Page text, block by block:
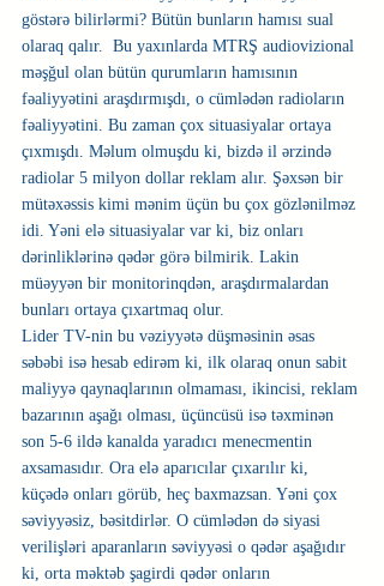
göstərə bilirlərmi? Bütün bunların hamısı sual
olaraq qalır.  Bu yaxınlarda MTRŞ audiovizional
məşğul olan bütün qurumların hamısının
fəaliyyətini araşdırmışdı, o cümlədən radioların
fəaliyyətini. Bu zaman çox situasiyalar ortaya
çıxmışdı. Məlum olmuşdu ki, bizdə il ərzində
radiolar 5 milyon dollar reklam alır. Şəxsən bir
mütəxəssis kimi mənim üçün bu çox gözlənilməz
idi. Yəni elə situasiyalar var ki, biz onları
dərinliklərinə qədər görə bilmirik. Lakin
müəyyən bir monitorinqdən, araşdırmalardan
bunları ortaya çıxartmaq olur.
Lider TV-nin bu vəziyyətə düşməsinin əsas
səbəbi isə hesab edirəm ki, ilk olaraq onun sabit
maliyyə qaynaqlarının olmaması, ikincisi, reklam
bazarının aşağı olması, üçüncüsü isə təxminən
son 5-6 ildə kanalda yaradıcı menecmentin
axsamasıdır. Ora elə aparıcılar çıxarılır ki,
küçədə onları görüb, heç baxmazsan. Yəni çox
səviyyəsiz, bəsitdirlər. O cümlədən də siyasi
verilişləri aparanların səviyyəsi o qədər aşağıdır
ki, orta məktəb şagirdi qədər onların